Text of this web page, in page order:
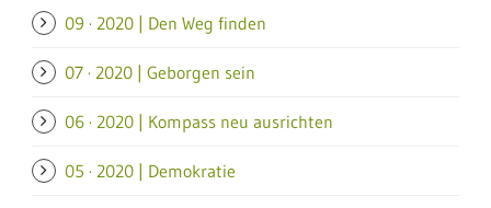
09 · 2020 | Den Weg finden
07 · 2020 | Geborgen sein
06 · 2020 | Kompass neu ausrichten
05 · 2020 | Demokratie